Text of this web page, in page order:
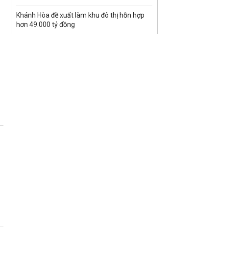
Khánh Hòa đề xuất làm khu đô thị hỗn hợp
hơn 49.000 tỷ đồng